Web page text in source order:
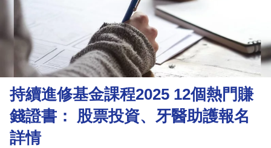
樓
市
理
財
商
持續進修基金課程2025 12個熱門賺
錢證書： 股票投資、牙醫助護報名
詳情